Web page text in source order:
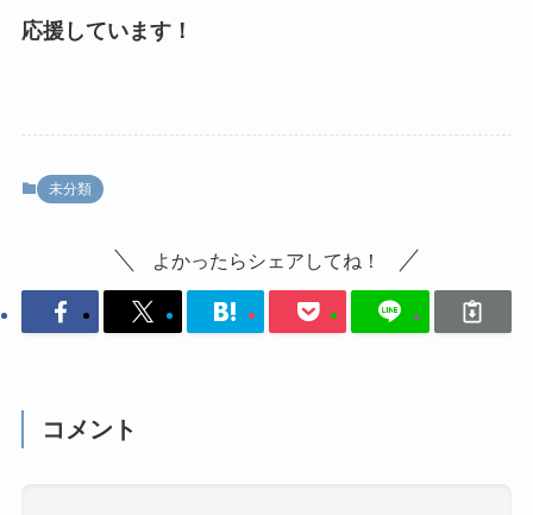
応援しています！
未分類
よかったらシェアしてね！
コメント